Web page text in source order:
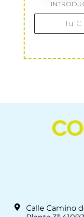
Calle Camino